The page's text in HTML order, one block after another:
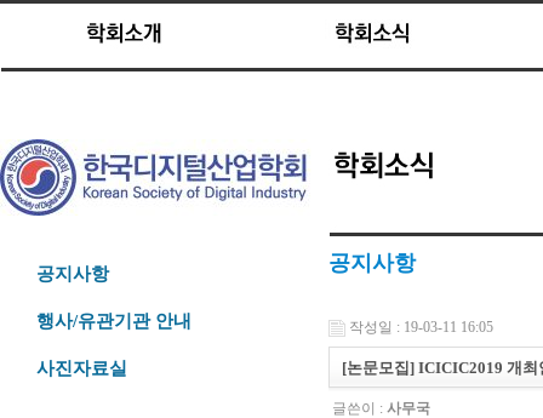
공지사항
행사/유관기관 안내
사진자료실
공지사항
작성일 : 19-03-11 16:05
[논문모집] ICICIC2019 개최
글쓴이 : 사무국